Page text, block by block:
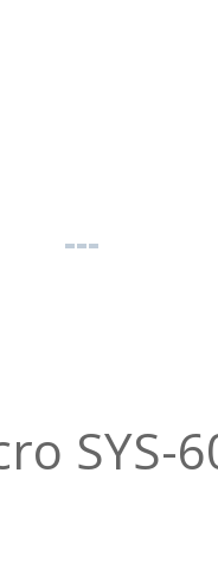
SYS-